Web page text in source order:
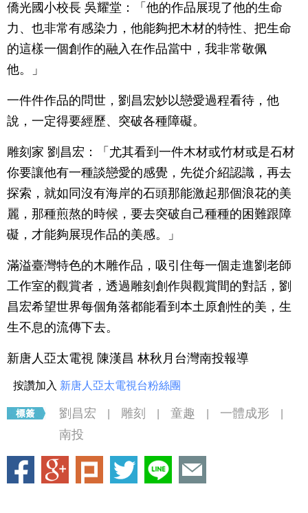
僑光國小校長 吳耀堂：「他的作品展現了他的生命
力、也非常有感染力，他能夠把木材的特性、把生命
的這樣一個創作的融入在作品當中，我非常敬佩
他。」
一件件作品的問世，劉昌宏妙以戀愛過程看待，他
說，一定得要經歷、突破各種障礙。
雕刻家 劉昌宏：「尤其看到一件木材或竹材或是石材
你要讓他有一種談戀愛的感覺，先從介紹認識，再去
探索，就如同沒有海岸的石頭那能激起那個浪花的美
麗，那種煎熬的時候，要去突破自己種種的困難跟障
礙，才能夠展現作品的美感。」
滿溢臺灣特色的木雕作品，吸引住每一個走進劉老師
工作室的觀賞者，透過雕刻創作與觀賞間的對話，劉
昌宏希望世界每個角落都能看到本土原創性的美，生
生不息的流傳下去。
新唐人亞太電視 陳漢昌 林秋月台灣南投報導
按讚加入 新唐人亞太電視台粉絲團
劉昌宏 雕刻 童趣 一體成形
南投